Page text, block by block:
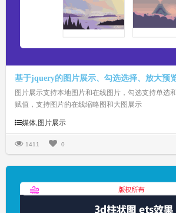
基于jquery的图片展示、勾选选择、放大预
图片展示支持本地图片和在线图片，勾选支持单选
赋值，支持图片的在线缩略图和大图展示
媒体,图片展示
1411 0